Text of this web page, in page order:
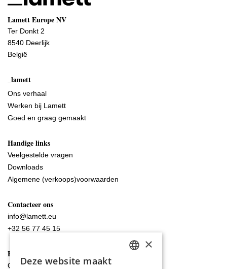
Lamett Europe NV
Ter Donkt 2
8540 Deerlijk
België
_lamett
Ons verhaal
Werken bij Lamett
Goed en graag gemaakt
Handige links
Veelgestelde vragen
Downloads
Algemene (verkoops)voorwaarden
Contacteer ons
info@lamett.eu
+32 56 77 45 15
Bezoek ons
Onze showroom
×
Deze website maakt